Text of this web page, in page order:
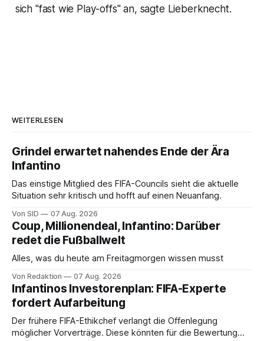
sich "fast wie Play-offs" an, sagte Lieberknecht.
WEITERLESEN
Grindel erwartet nahendes Ende der Ära
Infantino
Das einstige Mitglied des FIFA-Councils sieht die aktuelle
Situation sehr kritisch und hofft auf einen Neuanfang.
Von SID 07 Aug. 2026
Coup, Millionendeal, Infantino: Darüber
redet die Fußballwelt
Alles, was du heute am Freitagmorgen wissen musst
Von Redaktion 07 Aug. 2026
Infantinos Investorenplan: FIFA-Experte
fordert Aufarbeitung
Der frühere FIFA-Ethikchef verlangt die Offenlegung
möglicher Vorverträge. Diese könnten für die Bewertung